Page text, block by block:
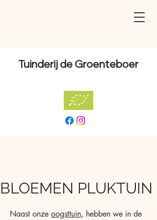
Tuinderij de Groenteboer
BLOEMEN PLUKTUIN
Naast onze oogsttuin, hebben we in de